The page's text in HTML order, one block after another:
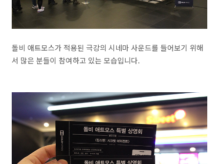
돌비 애트모스가 적용된 극강의 시네마 사운드를 들어보기 위해
서 많은 분들이 참여하고 있는 모습입니다.